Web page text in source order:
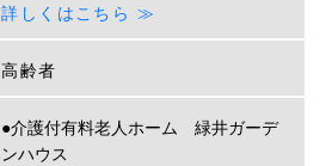
詳しくはこちら ≫
高齢者
●介護付有料老人ホーム 緑井ガーデ
ンハウス